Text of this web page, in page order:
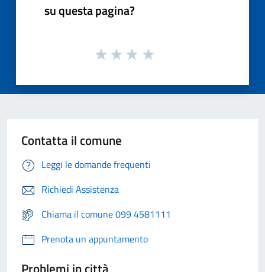
su questa pagina?
Contatta il comune
Leggi le domande frequenti
Richiedi Assistenza
Chiama il comune 099 4581111
Prenota un appuntamento